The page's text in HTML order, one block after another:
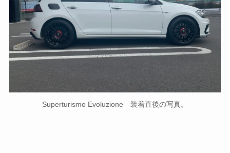
Superturismo Evoluzione 装着直後の写真。